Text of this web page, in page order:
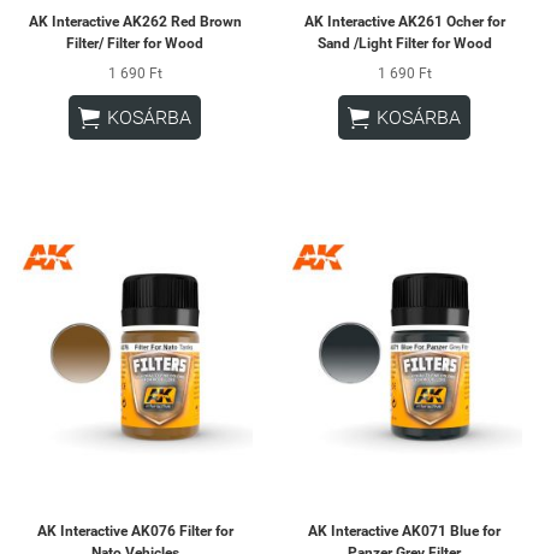
AK Interactive AK262 Red Brown
Filter/ Filter for Wood
1 690 Ft
 KOSÁRBA
AK Interactive AK261 Ocher for
Sand /Light Filter for Wood
1 690 Ft
 KOSÁRBA
AK Interactive AK076 Filter for
AK Interactive AK071 Blue for